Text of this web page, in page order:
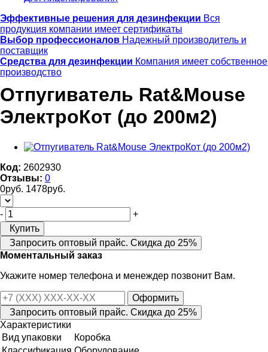
Эффективные решения для дезинфекции Вся
продукция компании имеет сертификаты
Выбор профессионалов Надежный производитель и
поставщик
Средства для дезинфекции Компания имеет собственное
производство
Отпугиватель Rat&Mouse
ЭлектроКот (до 200м2)
Код: 2602930
Отзывы: 0
0руб. 1478руб.
-
+
Купить
Запросить оптовый прайс. Скидка до 25%
Моментальный заказ
Укажите номер телефона и менеждер позвонит Вам.
Оформить
Запросить оптовый прайс. Скидка до 25%
Характеристики
Вид упаковки
Коробка